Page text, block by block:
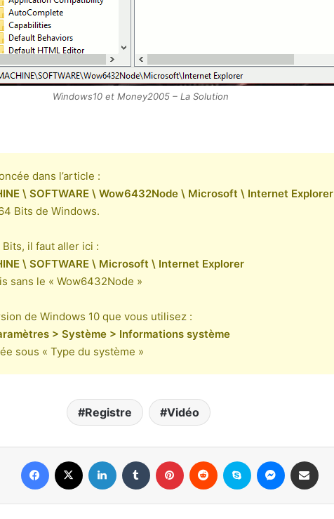
Windows10 et Money2005 – La Solution
dans l’article :
\ SOFTWARE \ Wow6432Node \ Microsoft \ Internet Explorer
Bits de Windows.
il faut aller ici :
\ SOFTWARE \ Microsoft \ Internet Explorer
sans le « Wow6432Node »
de Windows 10 que vous utilisez :
> Système > Informations système
sous « Type du système »
Registre Vidéo
Facebook Linkedin Tumblr Pinterest Reddit Skype Messenger